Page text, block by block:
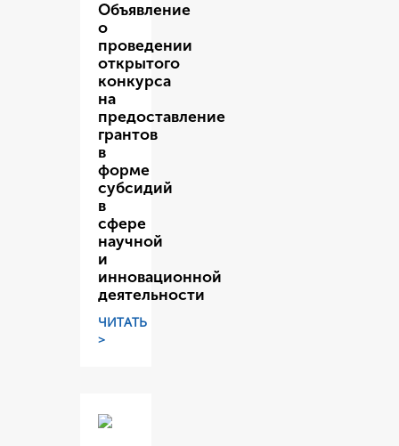
Объявление
о
проведении
открытого
конкурса
на
предоставление
грантов
в
форме
субсидий
в
сфере
научной
и
инновационной
деятельности
ЧИТАТЬ
>